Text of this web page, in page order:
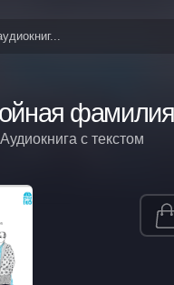
фамилия
Аудиокнига с текстом